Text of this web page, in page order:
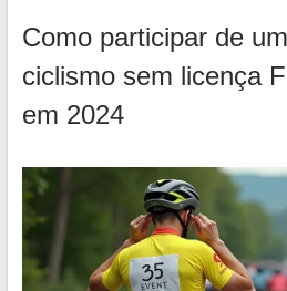
Como participar de
ciclismo sem licença
em 2024